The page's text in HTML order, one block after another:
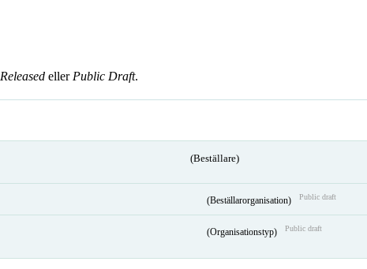
Released eller Public Draft.
(Beställare)
(Beställarorganisation) Public draft
(Organisationstyp) Public draft